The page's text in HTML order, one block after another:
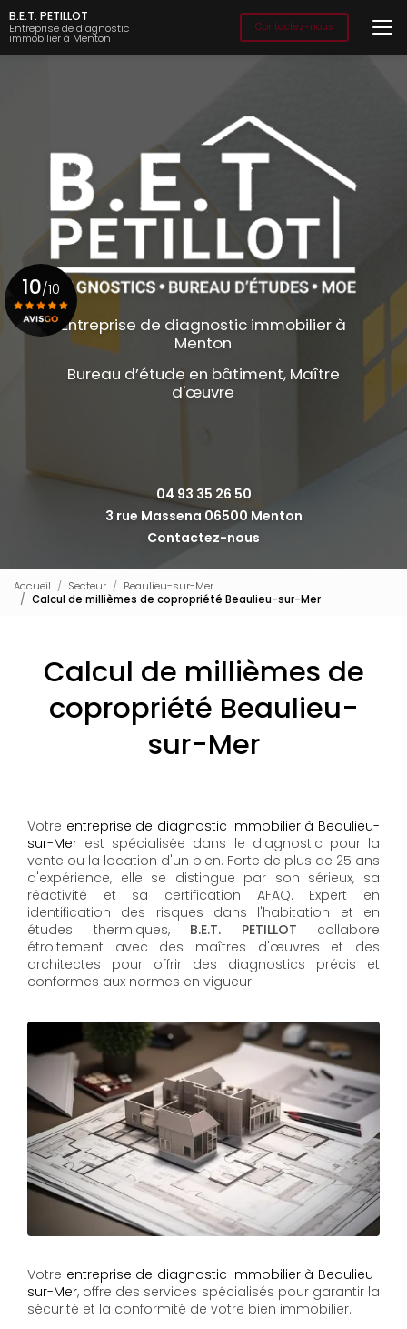
Aller
au
contenu
principal
B.E.T. PETILLOT
Entreprise de diagnostic
immobilier à Menton
Contactez-nous
Entreprise de diagnostic immobilier à
Menton
Bureau d’étude en bâtiment, Maître
d'œuvre
04 93 35 26 50
3 rue Massena 06500 Menton
Contactez-nous
10/10
Voir le certificat
Accueil Secteur
Beaulieu-sur-Mer
Calcul de millièmes de copropriété Beaulieu-sur-Mer
Calcul de millièmes de
copropriété Beaulieu-
sur-Mer
Votre entreprise de diagnostic immobilier à Beaulieu-
sur-Mer est spécialisée dans le diagnostic pour la
vente ou la location d'un bien. Forte de plus de 25 ans
d'expérience, elle se distingue par son sérieux, sa
réactivité et sa certification AFAQ. Expert en
identification des risques dans l'habitation et en
études thermiques, B.E.T. PETILLOT collabore
étroitement avec des maîtres d'œuvres et des
architectes pour offrir des diagnostics précis et
conformes aux normes en vigueur.
Votre entreprise de diagnostic immobilier à Beaulieu-
sur-Mer, offre des services spécialisés pour garantir la
sécurité et la conformité de votre bien immobilier.